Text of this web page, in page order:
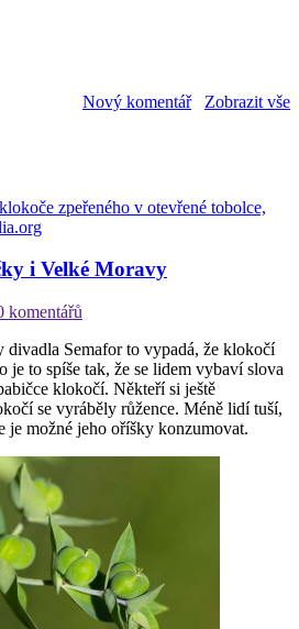
Nový komentář Zobrazit vše
i Velké Moravy
komentářů
Semafor to vypadá, že klokočí
je to spíše tak, že se lidem vybaví slova
klokočí. Někteří si ještě
se vyráběly růžence. Méně lidí tuší,
je možné jeho oříšky konzumovat.